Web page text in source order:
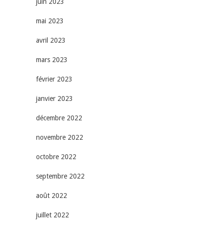
mai 2023
avril 2023
mars 2023
février 2023
janvier 2023
décembre 2022
novembre 2022
octobre 2022
septembre 2022
août 2022
juillet 2022